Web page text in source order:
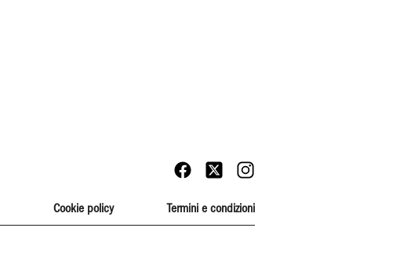
Cookie policy Termini e condizioni